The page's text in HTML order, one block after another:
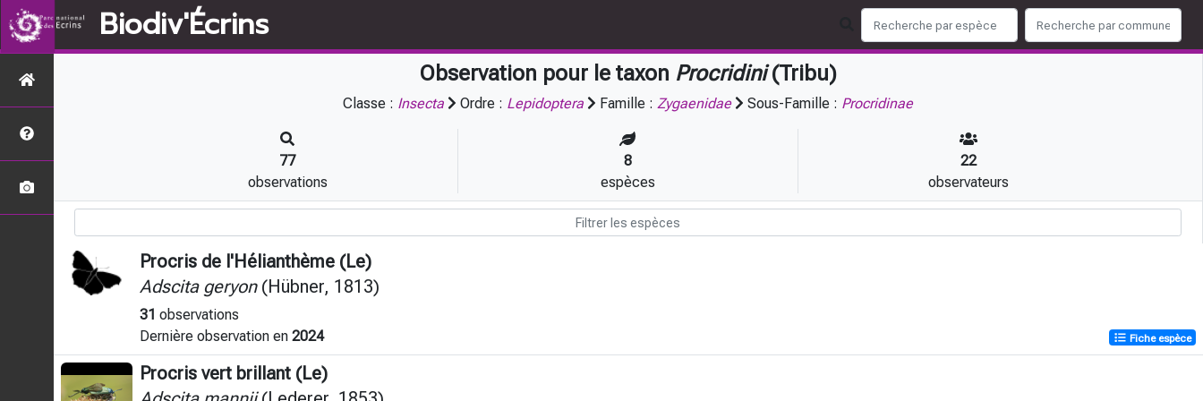
Biodiv'Écrins
Observation pour le taxon Procridini(Tribu)
Classe : Insecta Ordre : Lepidoptera Famille : Zygaenidae Sous-Famille : Procridinae
77
observations
8
espèces
22
observateurs
Procris de l'Hélianthème (Le)
Adscita geryon(Hübner, 1813)
31 observations
Dernière observation en 2024 Fiche espèce
Procris vert brillant (Le)